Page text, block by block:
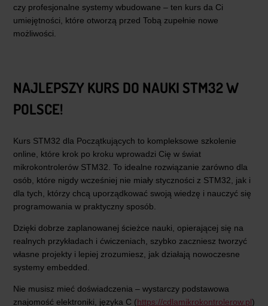
czy profesjonalne systemy wbudowane – ten kurs da Ci
umiejętności, które otworzą przed Tobą zupełnie nowe
możliwości.
NAJLEPSZY KURS DO NAUKI STM32 W
POLSCE!
Kurs STM32 dla Początkujących to kompleksowe szkolenie
online, które krok po kroku wprowadzi Cię w świat
mikrokontrolerów STM32. To idealne rozwiązanie zarówno dla
osób, które nigdy wcześniej nie miały styczności z STM32, jak i
dla tych, którzy chcą uporządkować swoją wiedzę i nauczyć się
programowania w praktyczny sposób.
Dzięki dobrze zaplanowanej ścieżce nauki, opierającej się na
realnych przykładach i ćwiczeniach, szybko zaczniesz tworzyć
własne projekty i lepiej zrozumiesz, jak działają nowoczesne
systemy embedded.
Nie musisz mieć doświadczenia – wystarczy podstawowa
znajomość elektroniki, języka C (https://cdlamikrokontrolerow.pl)